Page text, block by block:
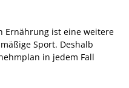
Ernährung ist eine weitere
Sport. Deshalb
in jedem Fall